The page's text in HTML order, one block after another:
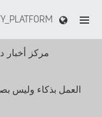
مركز أخبار
العمل بذكاء وليس